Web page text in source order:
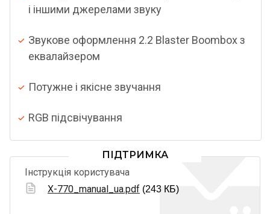
і іншими джерелами звуку
Звукове оформлення 2.2 Blaster Boombox з
еквалайзером
Потужне і якісне звучання
RGB підсвічування
ПІДТРИМКА
Інструкція користувача
X-770_manual_ua.pdf (243 КБ)